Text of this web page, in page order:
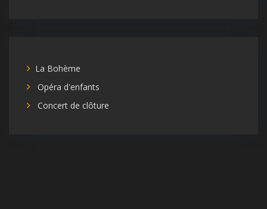
La Bohème
Opéra d'enfants
Concert de clôture